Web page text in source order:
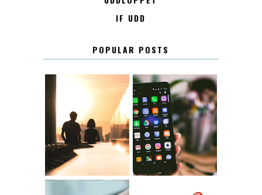
IF UDD
POPULAR POSTS
KONTAKT KONTAKTLISTA